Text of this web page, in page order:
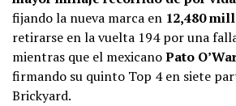
fijando la nueva marca en 12,480
retirarse en la vuelta 194 por una
mientras que el mexicanoPato
firmando su quinto Top 4 en siete
Brickyard.